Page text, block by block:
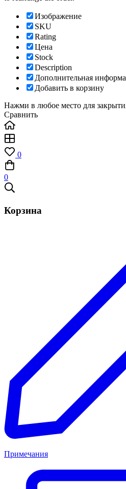
Изображение
SKU
Rating
Цена
Stock
Description
Дополнительная
Добавить в корзину
Нажми в любое место для
Сравнить
0
0
Корзина
Примечания